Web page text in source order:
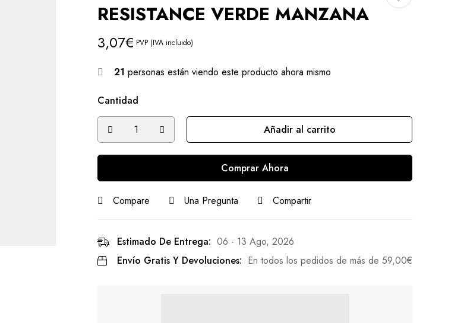
RESISTANCE VERDE MANZANA
3,07€ PVP (IVA incluido)
21 personas están viendo este producto ahora mismo
Cantidad
Añadir al carrito
Comprar Ahora
Compare Una Pregunta Compartir
Estimado De Entrega: 06 - 13 Ago, 2026
Envío Gratis Y Devoluciones: En todos los pedidos de más de 59,00€